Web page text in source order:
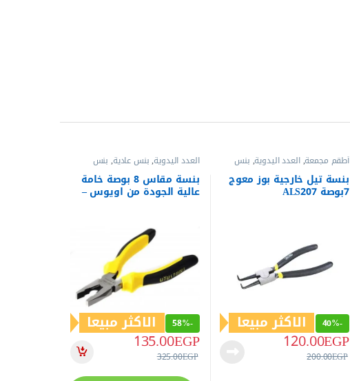
أطقم مجمعة,العدد اليدوية, بنس
بنس وقصافات
بنسة تيل خارجية بوز معوج
7بوصة ALS207
-
40% الاكثر مبيعا
120.00EGP
200.00EGP
العدد اليدوية,بنس عادية, بنس
وقصافات
بنسة مقاس 8 بوصة خامة
عالية الجودة من اويوس –
ALU8D15
-
58% الاكثر مبيعا
135.00EGP
325.00EGP